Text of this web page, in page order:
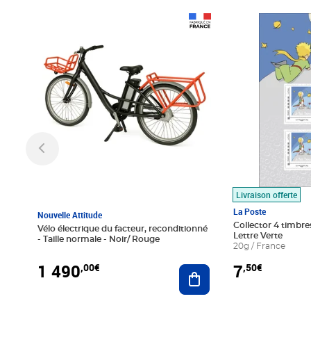
Nouvelle Attitude
Vélo électrique du facteur, reconditionné
- Taille normale - Noir/ Rouge
1 490,00€ Ajouter au panier
Livraison offerte
La Poste
Collector 4
Lettre Verte
20g / France
7,50€
Prix 7,50€